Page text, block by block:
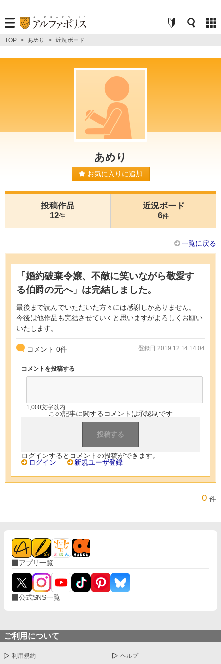
TOP > あめり > 近況ボード
あめり
お気に入りに追加
投稿作品
12件
近況ボード
6件
一覧に戻る
「婚約破棄令嬢、不敵に笑いながら敬愛す
る伯爵の元へ」は完結しました。
最後まで読んでいただいた方々には感謝しかありません。
今後は他作品も完結させていくと思いますがよろしくお願い
いたします。
コメント 0件 登録日 2019.12.14 14:04
コメントを投稿する
1,000文字以内
この記事に関するコメントは承認制です
ログインするとコメントの投稿ができます。
ログイン
新規ユーザ登録
0 件
アプリ一覧
公式SNS一覧
ご利用について
利用規約 ヘルプ